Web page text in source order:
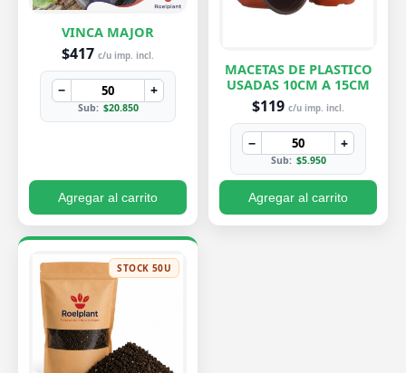
VINCA MAJOR
$417 c/u imp. incl.
− +
Sub: $20.850
Agregar al carrito
MACETAS DE PLASTICO
USADAS 10CM A 15CM
$119 c/u imp. incl.
− +
Sub: $5.950
Agregar al carrito
STOCK 50U